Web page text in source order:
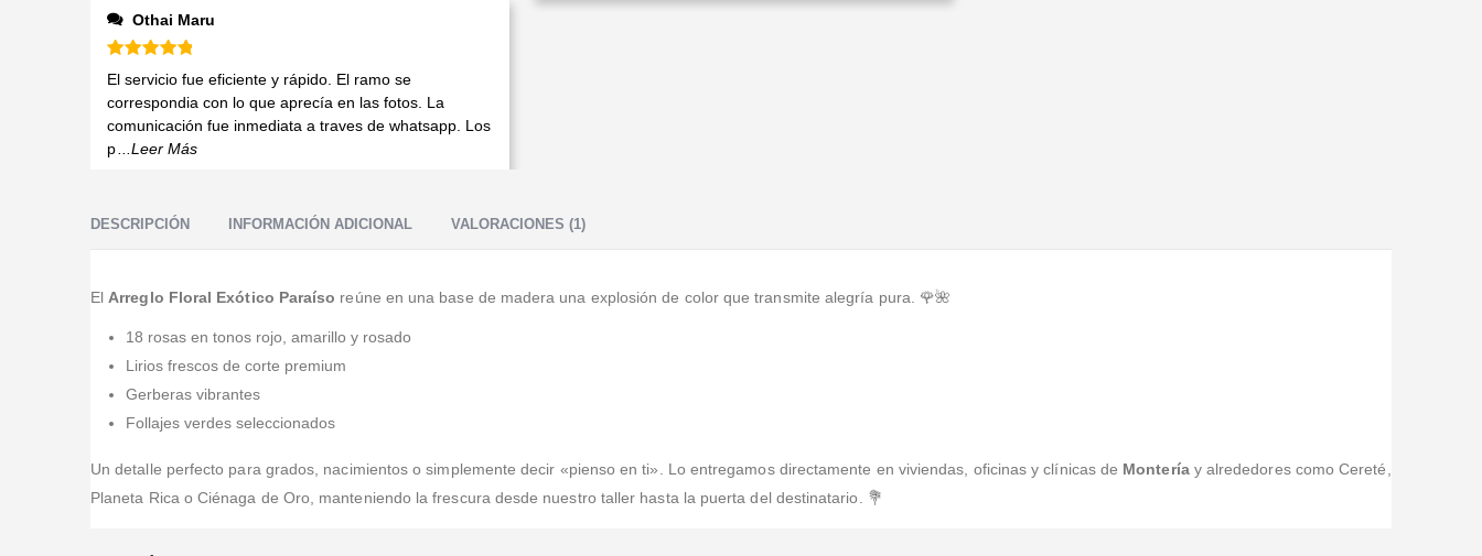
Othai Maru
Valorado en de 5
El servicio fue eficiente y rápido. El ramo se
correspondia con lo que aprecía en las fotos. La
comunicación fue inmediata a traves de whatsapp. Los
p...Leer Más
DESCRIPCIÓN INFORMACIÓN ADICIONAL VALORACIONES (1)
ElArreglo Floral Exótico Paraíso reúne en una base de madera una explosión de color que transmite alegría pura. 🌹🌺
18 rosas en tonos rojo, amarillo y rosado
Lirios frescos de corte premium
Gerberas vibrantes
Follajes verdes seleccionados
Un detalle perfecto para grados, nacimientos o simplemente decir «pienso en ti». Lo entregamos directamente en viviendas, oficinas y clínicas de Monteríay alrededores como Cereté,
Planeta Rica o Ciénaga de Oro, manteniendo la frescura desde nuestro taller hasta la puerta del destinatario. 💐